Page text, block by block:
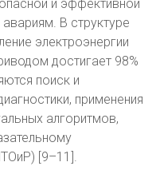
и эффективной
В структуре
электроэнергии
достигает 98%
поиск и
применения
алгоритмов,
[9–11].